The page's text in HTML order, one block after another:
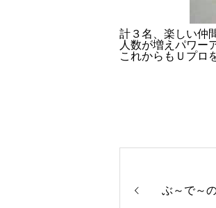
計３名、楽しい仲
人数が増えパワ
これからもＵプロ
ぶ～で～